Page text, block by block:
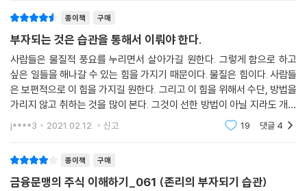
금융문맹은 질병, 그것도 악성 전염병이다. 한 사람의 경제 상황을 망치는
것을 넘어서 주변 사람들에게까지 전파되어 그들을 가난에 빠뜨리고, 급기
야 국가경쟁력까지도 갉아먹는 전염병 말이다. 이것이 금융문맹에 처한 한
국의 현주소다.
--- p.52
일이다. 2차 3차로 이어지는 술자리, 고가 브랜드의 옷과 화장품 등. 일반
인들은 사교육비, 식료품, 외식비에 전체 소득의 60% 이상을 쓰는 반면 노
후준비를 위한 연금에 쓰는 돈은 1% 수준이다. 반면 부자는 22%를 연금과
사회보험에 쓴다. 저자는 한국인을 가난하게 만드는 3가지 주범으로, 사교
육비, 자가용, 부자처럼 보이려는 라이프스타일을 꼽는다.
는 부자되기 습관
한국 사회에 만연한 그릇된 소비행태는 한국 사람들이 돈에 대해 잘못 알
고 있는 탓에 형성된 것이다. 바로 열심히 일하고 저축해도 부자가 되기는
종이책 구매
부자되는 것은 습관을 통해서 이뤄야 한다.
사람들은 물질적 풍요를 누리면서 살아가길 원한다. 그렇게 함으로 하고
싶은 일들을 해나갈 수 있는 힘을 가지기 때문이다. 물질은 힘이다. 사람들
은 보편적으로 이 힘을 가지길 원한다. 그리고 이 힘을 위해서 수단, 방법을
가리지 않고 취하는 것을 많이 본다. 그것이 선한 방법이 아닐 지라도 개의
치 않고 행한다. 결과가 좋으면 다 좋다는 생각으로 그렇게 하는 듯하다. 많
은 사람들
j****3 2021.02.12. 신고 19 댓글 4
종이책 구매
금융문맹의 주식 이해하기_061 (존리의 부자되기 습관)